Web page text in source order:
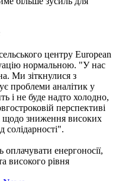
центру European
нормальною. "У нас
Ми зіткнулися з
проблеми аналітик у
і не буде надто холодно,
перспективі
щодо зниження високих
солідарності".
енергоносії,
високого рівня